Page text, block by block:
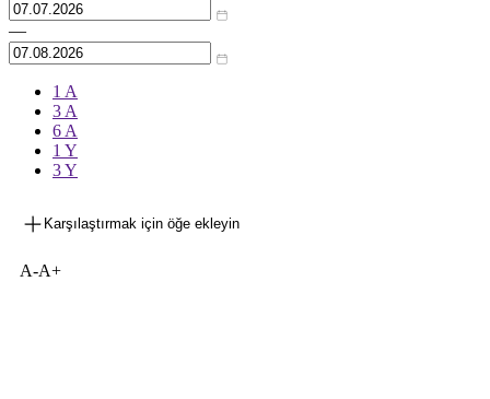
—
1 A
3 A
6 A
1 Y
3 Y
Karşılaştırmak için öğe ekleyin